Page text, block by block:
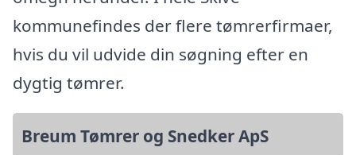
kommunefindes der flere tømrerfirmaer,
hvis du vil udvide din søgning efter en
dygtig tømrer.
Breum Tømrer og Snedker ApS